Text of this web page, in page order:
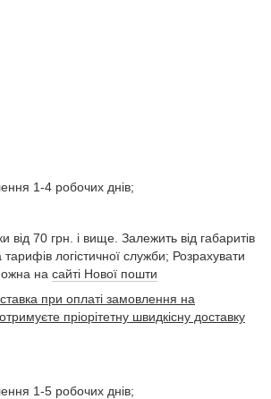
1-4 робочих днів;
від 70 грн. і вище. Залежить від габаритів
логістичної служби; Розрахувати
на сайті Нової пошти
при оплаті замовлення на
пріорітетну швидкісну доставку
1-5 робочих днів;